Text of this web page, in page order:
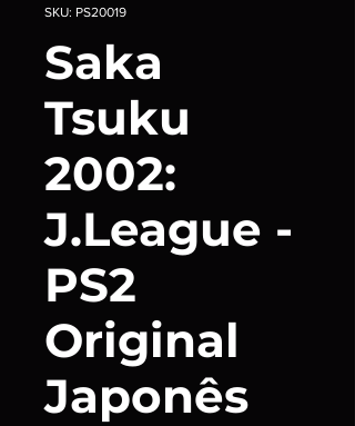
SKU: PS20019
Saka
Tsuku
2002:
J.League -
PS2
Original
Japonês